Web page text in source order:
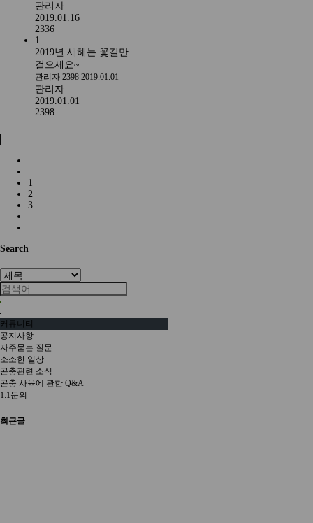
관리자
2019.01.16
2336
1
2019년 새해는 꽃길만
걸으세요~
관리자 2398 2019.01.01
관리자
2019.01.01
2398
1
2
3
Search
커뮤니티
공지사항
자주묻는 질문
소소한 일상
곤충관련 소식
곤충 사육에 관한 Q&A
1:1문의
최근글